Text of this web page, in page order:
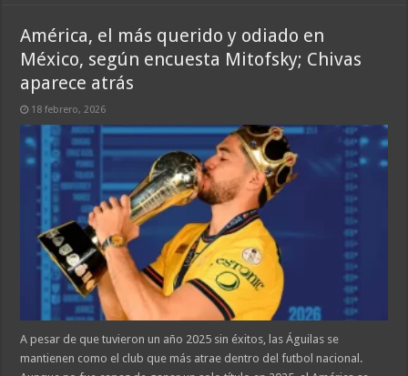
América, el más querido y odiado en
México, según encuesta Mitofsky; Chivas
aparece atrás
18 febrero, 2026
A pesar de que tuvieron un año 2025 sin éxitos, las Águilas se
mantienen como el club que más atrae dentro del futbol nacional.